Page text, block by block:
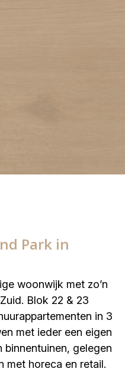
Park in
woonwijk met zo’n
Blok 22 & 23
in 3
met ieder een eigen
gelegen
met horeca en retail.